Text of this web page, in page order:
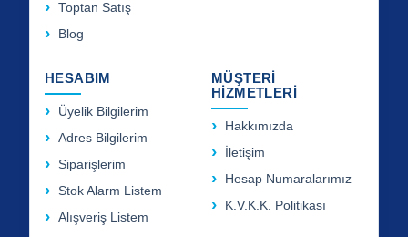
Toptan Satış
Blog
HESABIM
Üyelik Bilgilerim
Adres Bilgilerim
Siparişlerim
Stok Alarm Listem
Alışveriş Listem
MÜŞTERİ
HİZMETLERİ
Hakkımızda
İletişim
Hesap Numaralarımız
K.V.K.K. Politikası